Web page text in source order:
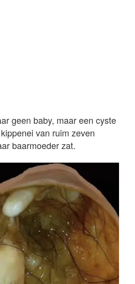
geen baby, maar een cyste
van ruim zeven
baarmoeder zat.